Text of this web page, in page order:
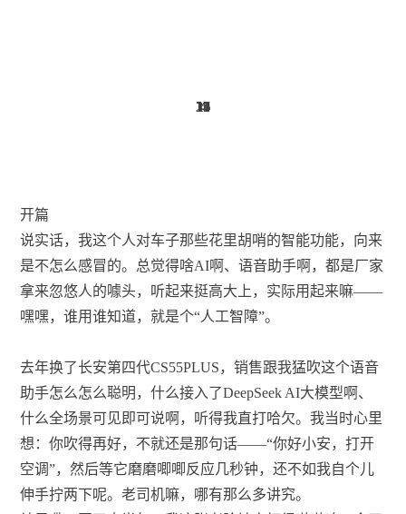
开篇
说实话，我这个人对车子那些花里胡哨的智能功能，向来
是不怎么感冒的。总觉得啥AI啊、语音助手啊，都是厂家
拿来忽悠人的噱头，听起来挺高大上，实际用起来嘛——
嘿嘿，谁用谁知道，就是个“人工智障”。
去年换了长安第四代CS55PLUS，销售跟我猛吹这个语音
助手怎么怎么聪明，什么接入了DeepSeek AI大模型啊、
什么全场景可见即可说啊，听得我直打哈欠。我当时心里
想：你吹得再好，不就还是那句话——“你好小安，打开
空调”，然后等它磨磨唧唧反应几秒钟，还不如我自个儿
伸手拧两下呢。老司机嘛，哪有那么多讲究。
11
4
15
15
14
21
15
11
17
4
39
15
15
15
4